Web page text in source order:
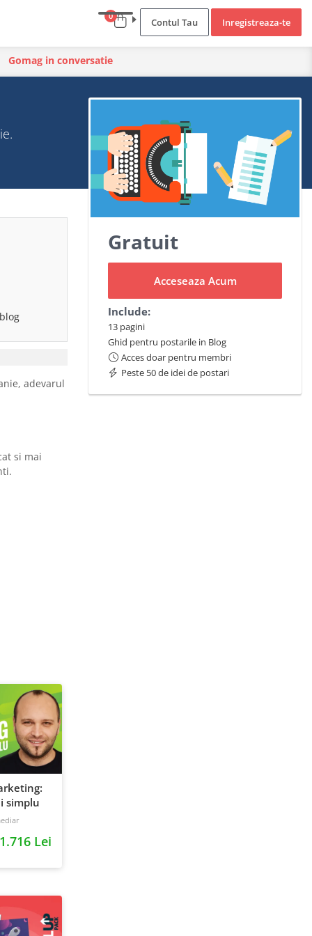
0
Contul Tau Inregistreaza-te
Gomag in conversatie
Gratuit
Acceseaza Acum
Include:
13 pagini
Ghid pentru postarile in Blog
Acces doar pentru membri
Peste 50 de idei de postari
adevarul
si mai
simplu
1.716 Lei